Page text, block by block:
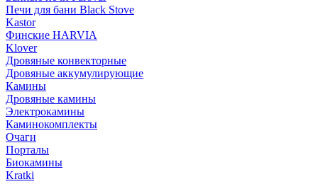
Печи для бани Black Stove
Kastor
Финские HARVIA
Klover
Дровяные конвекторные
Дровяные аккумулирующие
Камины
Дровяные камины
Электрокамины
Каминокомплекты
Очаги
Порталы
Биокамины
Kratki